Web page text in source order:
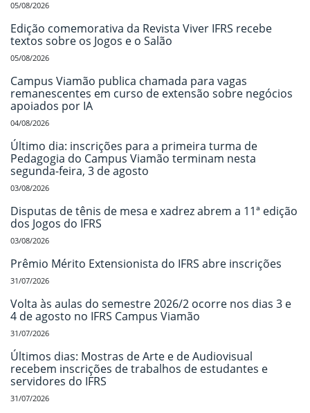
05/08/2026
Edição comemorativa da Revista Viver IFRS recebe
textos sobre os Jogos e o Salão
05/08/2026
Campus Viamão publica chamada para vagas
remanescentes em curso de extensão sobre negócios
apoiados por IA
04/08/2026
Último dia: inscrições para a primeira turma de
Pedagogia do Campus Viamão terminam nesta
segunda-feira, 3 de agosto
03/08/2026
Disputas de tênis de mesa e xadrez abrem a 11ª edição
dos Jogos do IFRS
03/08/2026
Prêmio Mérito Extensionista do IFRS abre inscrições
31/07/2026
Volta às aulas do semestre 2026/2 ocorre nos dias 3 e
4 de agosto no IFRS Campus Viamão
31/07/2026
Últimos dias: Mostras de Arte e de Audiovisual
recebem inscrições de trabalhos de estudantes e
servidores do IFRS
31/07/2026